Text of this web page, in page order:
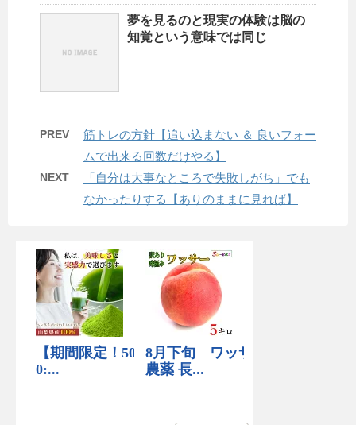
夢を見るのと現実の体験は脳の
知覚という意味では同じ
PREV
筋トレの方針【追い込まない ＆ 良いフォー
ムで出来る回数だけやる】
NEXT
「自分は大事なところで失敗しがち」でも
なかったりする【ありのままに見れば】